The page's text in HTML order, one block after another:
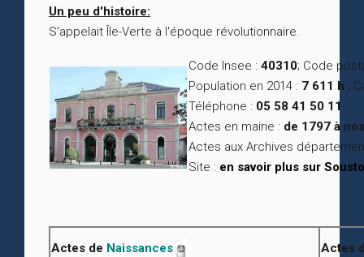
Un peu d'histoire:
S'appelait Île-Verte à l'époque révolutionnaire.
Code Insee : 40310; Code
Population en 2014 : 7 611 h ;
Téléphone : 05 58 41 50 11
Actes en mairie : de 1797 à
Actes aux Archives
Site : en savoir plus sur
Actes de Naissances
Actes